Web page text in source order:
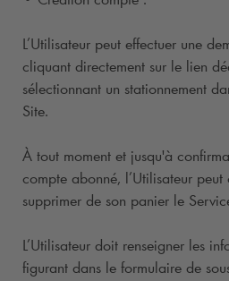
L’Utilisateur peut effectuer une
cliquant directement sur le lien
sélectionnant un stationnement
Site.
À tout moment et jusqu'à
compte abonné, l’Utilisateur
supprimer de son panier le
L’Utilisateur doit renseigner les
figurant dans le formulaire de